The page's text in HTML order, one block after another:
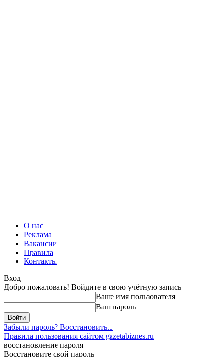
О нас
Реклама
Вакансии
Правила
Контакты
Вход
Добро пожаловать! Войдите в свою учётную запись
Ваше имя пользователя
Ваш пароль
Забыли пароль? Восстановить...
Правила пользования сайтом gazetabiznes.ru
восстановление пароля
Восстановите свой пароль